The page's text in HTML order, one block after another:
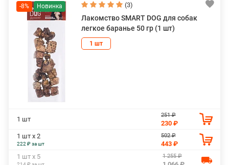
-8% (3)
Лакомство SMART DOG для собак
легкое баранье 50 гр (1 шт)
1 шт
1 шт
251 ₽
230 ₽
1 шт х 2
222 ₽ за шт
502 ₽
443 ₽
1 шт х 5
1 255 ₽